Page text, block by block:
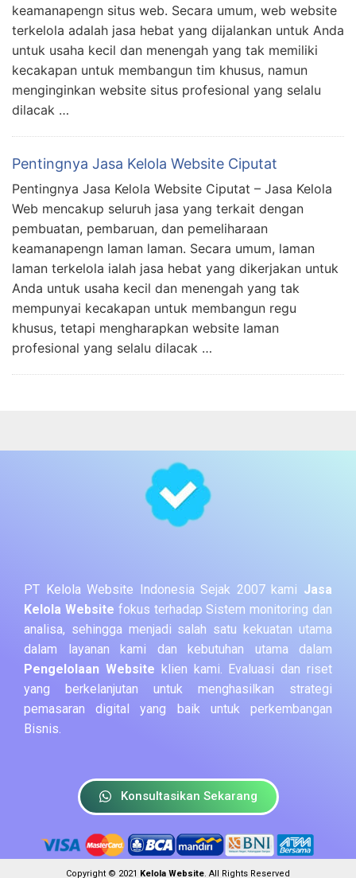
keamanapengn situs web. Secara umum, web website
terkelola adalah jasa hebat yang dijalankan untuk Anda
untuk usaha kecil dan menengah yang tak memiliki
kecakapan untuk membangun tim khusus, namun
menginginkan website situs profesional yang selalu
dilacak …
Pentingnya Jasa Kelola Website Ciputat
Pentingnya Jasa Kelola Website Ciputat – Jasa Kelola
Web mencakup seluruh jasa yang terkait dengan
pembuatan, pembaruan, dan pemeliharaan
keamanapengn laman laman. Secara umum, laman
laman terkelola ialah jasa hebat yang dikerjakan untuk
Anda untuk usaha kecil dan menengah yang tak
mempunyai kecakapan untuk membangun regu
khusus, tetapi mengharapkan website laman
profesional yang selalu dilacak …
PT Kelola Website Indonesia Sejak 2007 kami Jasa
Kelola Website fokus terhadap Sistem monitoring dan
analisa, sehingga menjadi salah satu kekuatan utama
dalam layanan kami dan kebutuhan utama dalam
Pengelolaan Website klien kami. Evaluasi dan riset
yang berkelanjutan untuk menghasilkan strategi
pemasaran digital yang baik untuk perkembangan
Bisnis.
Konsultasikan Sekarang
Copyright © 2021 Kelola Website. All Rights Reserved